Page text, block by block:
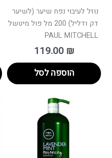
נוזל לעיבוי נפח שיער (לשיער
דק ודליל) 200 מל פול מיטשל
PAUL MITCHELL
119.00 ₪
הוספה לסל